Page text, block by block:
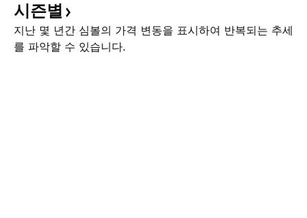
시즌별
지난 몇 년간 심볼의 가격 변동을 표시하여 반복되는 추세
를 파악할 수 있습니다.